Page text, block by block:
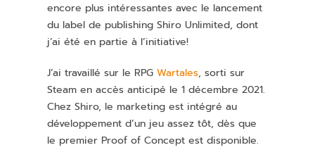
encore plus intéressantes avec le lancement
du label de publishing Shiro Unlimited, dont
j’ai été en partie à l’initiative!
J’ai travaillé sur le RPGWartales, sorti sur
Steam en accès anticipé le 1 décembre 2021.
Chez Shiro, le marketing est intégré au
développement d’un jeu assez tôt, dès que
le premier Proof of Concept est disponible.